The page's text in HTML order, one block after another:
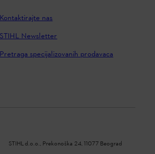
Kontaktirajte nas
STIHL Newsletter
Pretraga specijalizovanih prodavaca
STIHL d.o.o., Prekonoška 24, 11077 Beograd